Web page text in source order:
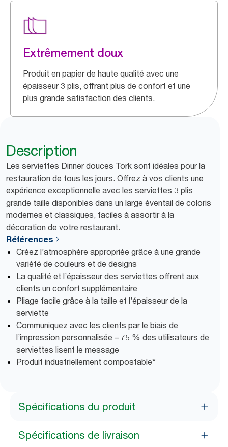
Extrêmement doux
Produit en papier de haute qualité avec une
épaisseur 3 plis, offrant plus de confort et une
plus grande satisfaction des clients.
Description
Les serviettes Dinner douces Tork sont idéales pour la
restauration de tous les jours. Offrez à vos clients une
expérience exceptionnelle avec les serviettes 3 plis
grande taille disponibles dans un large éventail de coloris
modernes et classiques, faciles à assortir à la
décoration de votre restaurant.
Références
Créez l’atmosphère appropriée grâce à une grande
variété de couleurs et de designs
La qualité et l’épaisseur des serviettes offrent aux
clients un confort supplémentaire
Pliage facile grâce à la taille et l’épaisseur de la
serviette
Communiquez avec les clients par le biais de
l’impression personnalisée – 75 % des utilisateurs de
serviettes lisent le message
Produit industriellement compostable*
Spécifications du produit
Spécifications de livraison